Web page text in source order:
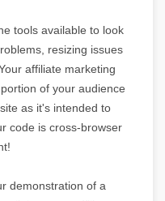
tools available to look
resizing issues
affiliate marketing
of your audience
as it's intended to
code is cross-browser
demonstration of a